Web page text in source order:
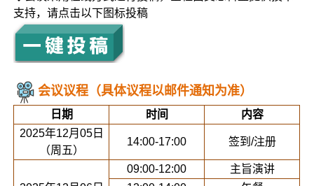
支持，请点击以下图标投稿
会议议程（具体议程以邮件通知为准）
日期 时间
内容
2025年12月05日
（周五）
14:00-17:00 签到/注册
09:00-12:00
主旨演讲